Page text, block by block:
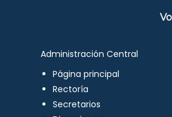
Administración Central
Página principal
Rectoría
Secretarios